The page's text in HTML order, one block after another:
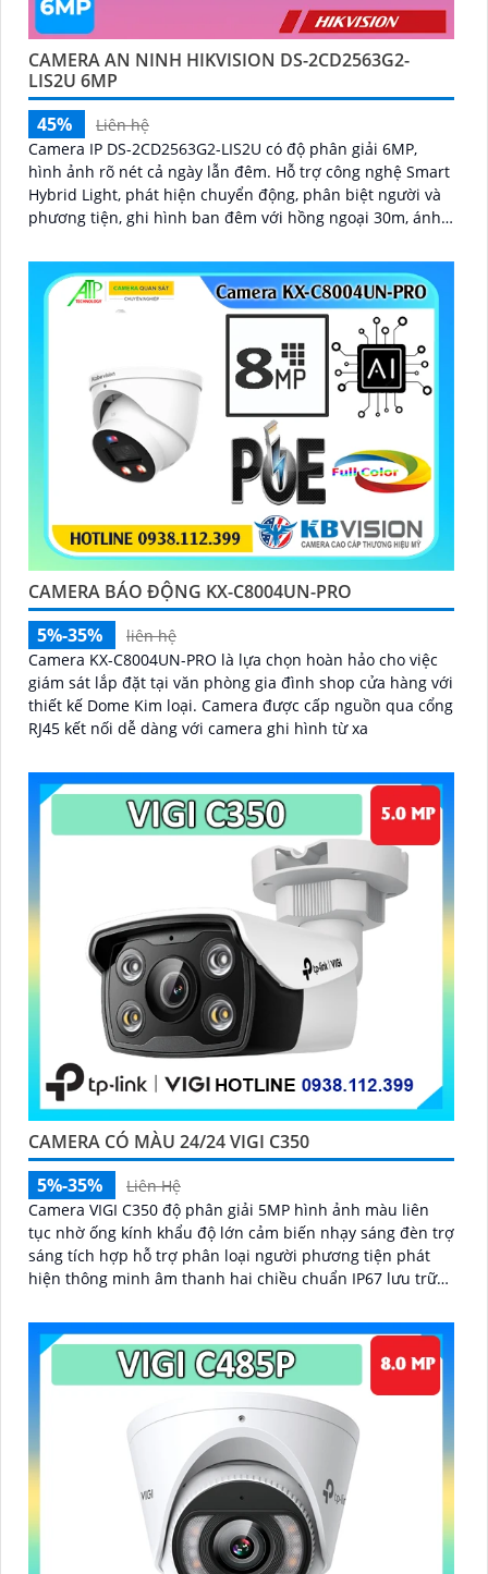
CAMERA AN NINH HIKVISION DS-2CD2563G2-
LIS2U 6MP
45%
Liên hệ
Camera IP DS-2CD2563G2-LIS2U có độ phân giải 6MP,
hình ảnh rõ nét cả ngày lẫn đêm. Hỗ trợ công nghệ Smart
Hybrid Light, phát hiện chuyển động, phân biệt người và
phương tiện, ghi hình ban đêm với hồng ngoại 30m, ánh
CAMERA BÁO ĐỘNG KX-C8004UN-PRO
5%-35%
liên hệ
Camera KX-C8004UN-PRO là lựa chọn hoàn hảo cho việc
giám sát lắp đặt tại văn phòng gia đình shop cửa hàng với
thiết kế Dome Kim loại. Camera được cấp nguồn qua cổng
RJ45 kết nối dễ dàng với camera ghi hình từ xa
CAMERA CÓ MÀU 24/24 VIGI C350
5%-35%
Liên Hệ
Camera VIGI C350 độ phân giải 5MP hình ảnh màu liên
tục nhờ ống kính khẩu độ lớn cảm biến nhạy sáng đèn trợ
sáng tích hợp hỗ trợ phân loại người phương tiện phát
hiện thông minh âm thanh hai chiều chuẩn IP67 lưu trữ